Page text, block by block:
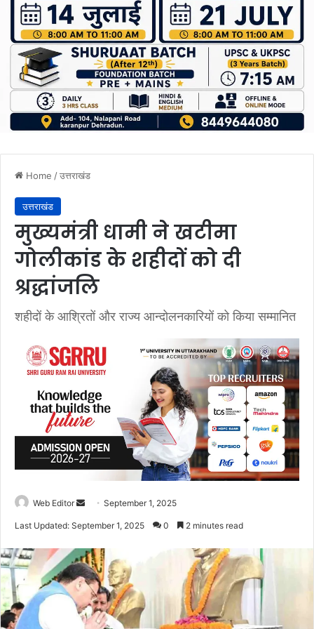
Home /उत्तराखंड
उत्तराखंड
मुख्यमंत्री धामी ने खटीमा
गोलीकांड के शहीदों को दी
श्रद्धांजलि
शहीदों के आश्रितों और राज्य आन्दोलनकारियों को किया सम्मानित
Web Editor
d
a
n
e
m
September 1, 2025
Last Updated: September 1, 2025 0 2 minutes read